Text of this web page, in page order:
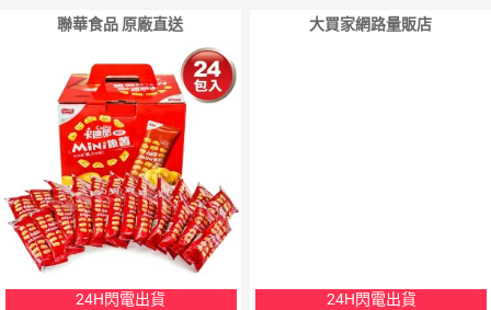
聯華食品 原廠直送
24H閃電出貨
大買家網路量販店
24H閃電出貨